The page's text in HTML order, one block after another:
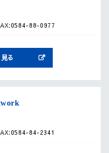
88-0977
る
84-2341